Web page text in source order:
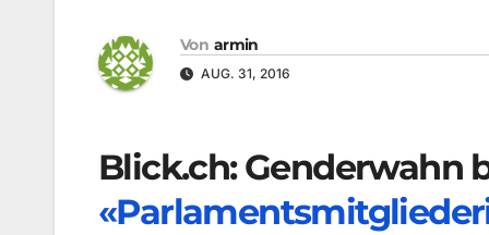
Von armin
AUG. 31, 2016
Blick.ch:Genderwahn